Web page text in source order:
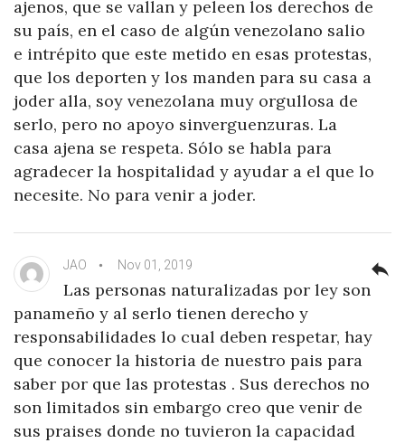
ajenos, que se vallan y peleen los derechos de
su país, en el caso de algún venezolano salio
e intrépito que este metido en esas protestas,
que los deporten y los manden para su casa a
joder alla, soy venezolana muy orgullosa de
serlo, pero no apoyo sinverguenzuras. La
casa ajena se respeta. Sólo se habla para
agradecer la hospitalidad y ayudar a el que lo
necesite. No para venir a joder.
JAO Nov 01, 2019
Las personas naturalizadas por ley son
panameño y al serlo tienen derecho y
responsabilidades lo cual deben respetar, hay
que conocer la historia de nuestro pais para
saber por que las protestas . Sus derechos no
son limitados sin embargo creo que venir de
sus praises donde no tuvieron la capacidad
reply